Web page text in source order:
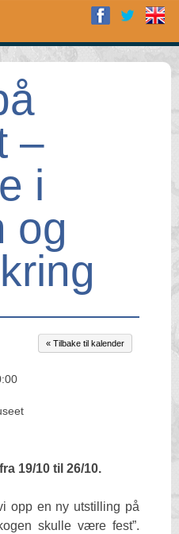
–
i
og
« Tilbake til kalender
19/10 til 26/10.
opp en ny utstilling på
skulle være fest”.